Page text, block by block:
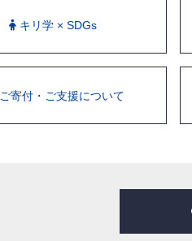
キリ学 × SDGs
ご寄付・ご支援について